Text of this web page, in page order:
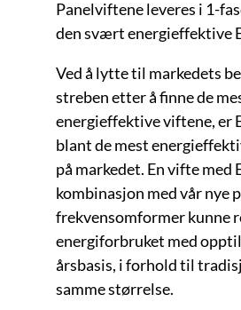
Panelviftene leveres i 1-
den svært energieffektive
Ved å lytte til markedets
streben etter å finne de
energieffektive viftene, er
blant de mest
på markedet. En vifte med
kombinasjon med vår nye
frekvensomformer kunne
energiforbruket med opptil
årsbasis, i forhold til
samme størrelse.